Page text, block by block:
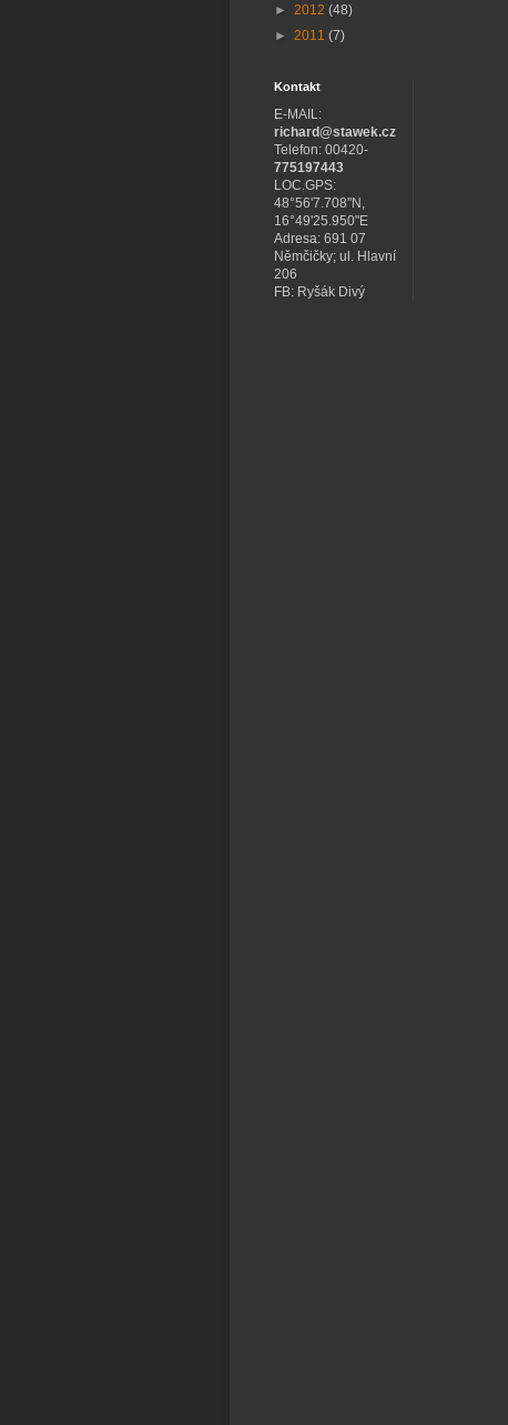
► 2012 (48)
► 2011 (7)
Kontakt
E-MAIL:
richard@stawek.cz
Telefon: 00420-
775197443
LOC.GPS:
48°56'7.708"N,
16°49'25.950"E
Adresa: 691 07
Němčičky; ul. Hlavní
206
FB: Ryšák Divý